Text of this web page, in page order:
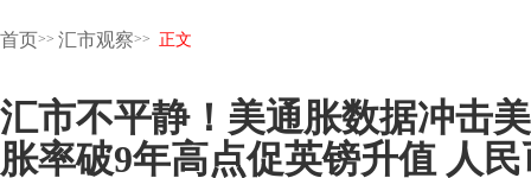
首页>> 汇市观察>> 正文
汇市不平静！美通胀数据冲击
胀率破9年高点促英镑升值 人